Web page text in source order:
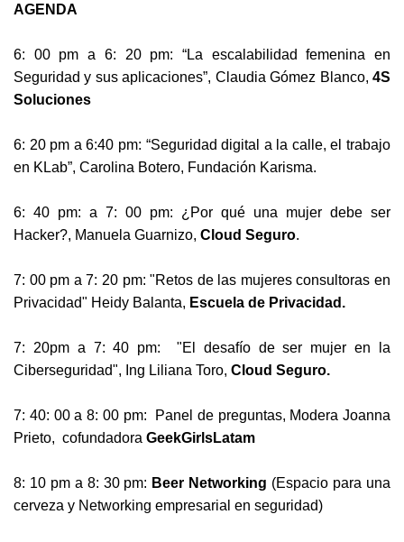
AGENDA
6: 00 pm a 6: 20 pm: “La escalabilidad femenina en
Seguridad y sus aplicaciones”, Claudia Gómez Blanco, 4S
Soluciones
6: 20 pm a 6:40 pm: “Seguridad digital a la calle, el trabajo
en KLab”, Carolina Botero, Fundación Karisma.
6: 40 pm: a 7: 00 pm: ¿Por qué una mujer debe ser
Hacker?, Manuela Guarnizo, Cloud Seguro.
7: 00 pm a 7: 20 pm: "Retos de las mujeres consultoras en
Privacidad" Heidy Balanta, Escuela de Privacidad.
7: 20pm a 7: 40 pm: "El desafío de ser mujer en la
Ciberseguridad", Ing Liliana Toro, Cloud Seguro.
7: 40: 00 a 8: 00 pm: Panel de preguntas, Modera Joanna
Prieto, cofundadora GeekGirlsLatam
8: 10 pm a 8: 30 pm: Beer Networking (Espacio para una
cerveza y Networking empresarial en seguridad)